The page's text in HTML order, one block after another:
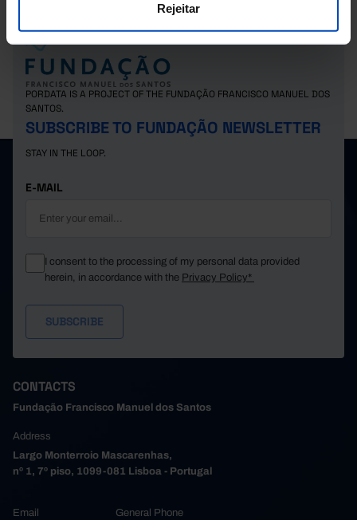
Rejeitar
PORDATA IS A PROJECT OF THE FUNDAÇÃO FRANCISCO MANUEL DOS
SANTOS.
SUBSCRIBE TO FUNDAÇÃO NEWSLETTER
STAY IN THE LOOP.
E-MAIL
I consent to the processing of my personal data provided
herein, in accordance with the Privacy Policy*
CONTACTS
Fundação Francisco Manuel dos Santos
Address
Largo Monterroio Mascarenhas,
nº 1, 7º piso, 1099-081 Lisboa - Portugal
Email General Phone